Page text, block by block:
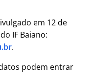
em 12 de
IF Baiano:
.
podem entrar